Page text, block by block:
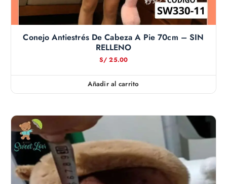
Conejo Antiestrés De Cabeza A Pie 70cm – SIN
RELLENO
S/ 25.00
Añadir al carrito